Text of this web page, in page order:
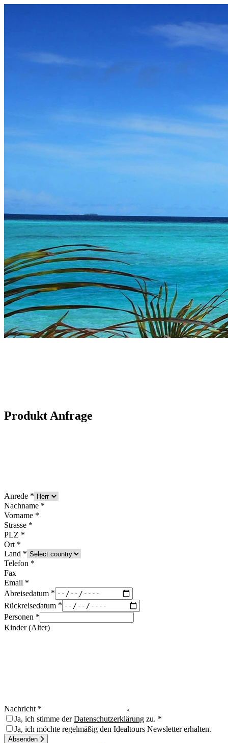
Produkt Anfrage
Anrede
Nachname
Vorname
Strasse
PLZ
Ort
Land
Telefon
Fax
Email
Abreisedatum
Rückreisedatum
Personen
Kinder (Alter)
Nachricht
Ja, ich stimme derDatenschutzerklärung zu.
Ja, ich möchte regelmäßig den Idealtours Newsletter erhalten.
Absenden